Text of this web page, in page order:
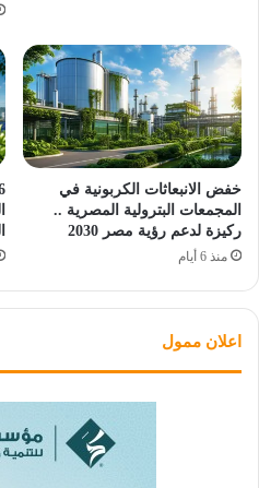
خفض الانبعاثات الكربونية في
المجمعات البترولية المصرية ..
ركيزة لدعم رؤية مصر 2030
منذ 6 أيام
اعلان ممول